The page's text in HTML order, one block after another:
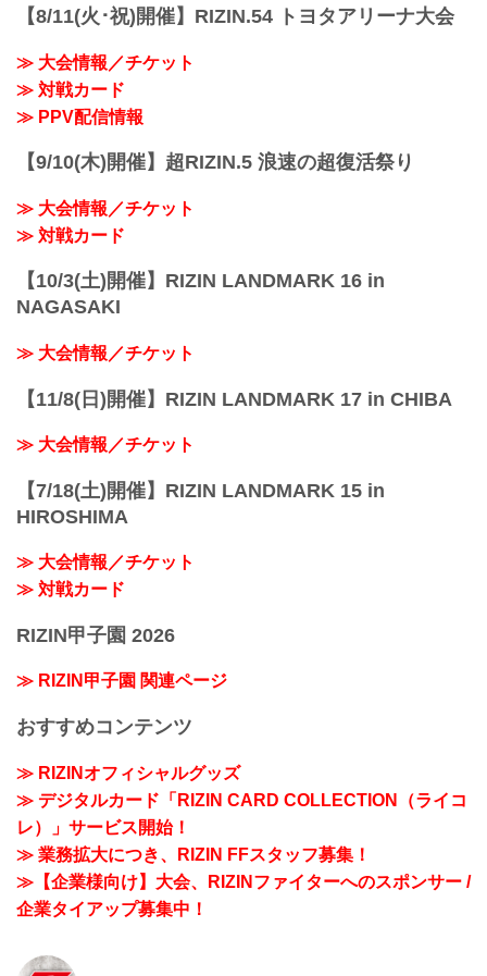
【8/11(火･祝)開催】RIZIN.54 トヨタアリーナ大会
≫ 大会情報／チケット
≫ 対戦カード
≫ PPV配信情報
【9/10(木)開催】超RIZIN.5 浪速の超復活祭り
≫ 大会情報／チケット
≫ 対戦カード
【10/3(土)開催】RIZIN LANDMARK 16 in
NAGASAKI
≫ 大会情報／チケット
【11/8(日)開催】RIZIN LANDMARK 17 in CHIBA
≫ 大会情報／チケット
【7/18(土)開催】RIZIN LANDMARK 15 in
HIROSHIMA
≫ 大会情報／チケット
≫ 対戦カード
RIZIN甲子園 2026
≫ RIZIN甲子園 関連ページ
おすすめコンテンツ
≫ RIZINオフィシャルグッズ
≫ デジタルカード「RIZIN CARD COLLECTION（ライコ
レ）」サービス開始！
≫ 業務拡大につき、RIZIN FFスタッフ募集！
≫【企業様向け】大会、RIZINファイターへのスポンサー /
企業タイアップ募集中！